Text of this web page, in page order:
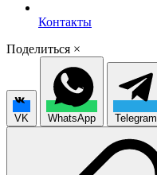
Контакты
Поделиться ×
VK WhatsApp Telegram